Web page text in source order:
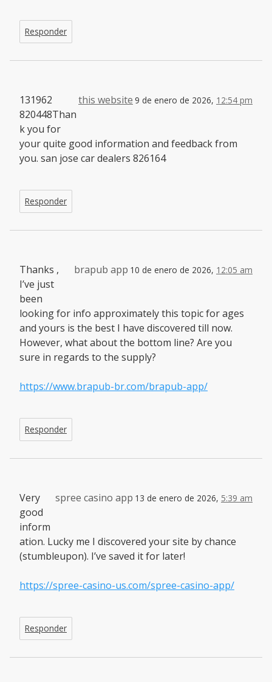
Responder
this website 9 de enero de 2026, 12:54 pm
131962
820448Than
k you for
your quite good information and feedback from
you. san jose car dealers 826164
Responder
brapub app 10 de enero de 2026, 12:05 am
Thanks ,
I’ve just
been
looking for info approximately this topic for ages
and yours is the best I have discovered till now.
However, what about the bottom line? Are you
sure in regards to the supply?
https://www.brapub-br.com/brapub-app/
Responder
spree casino app 13 de enero de 2026, 5:39 am
Very
good
inform
ation. Lucky me I discovered your site by chance
(stumbleupon). I’ve saved it for later!
https://spree-casino-us.com/spree-casino-app/
Responder